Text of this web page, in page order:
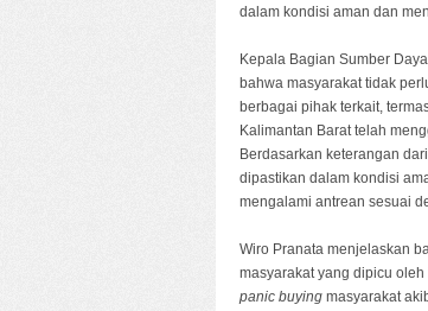
dalam kondisi aman dan
Kepala Bagian Sumber
bahwa masyarakat tidak
berbagai pihak terkait,
Kalimantan Barat telah
Berdasarkan keterangan
dipastikan dalam kondisi
mengalami antrean sesuai
Wiro Pranata menjelaskan
masyarakat yang dipicu
panic buying masyarakat